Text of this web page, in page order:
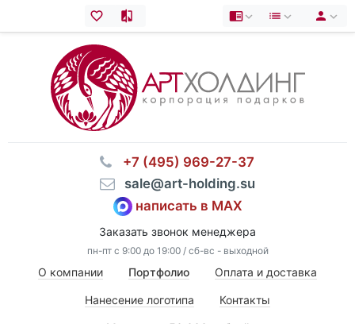
⠀+7 (495) 969-27-37
⠀sale@art-holding.su
написать в MAX
Заказать звонок менеджера
пн-пт с 9:00 до 19:00 / сб-вс - выходной
О компании Портфолио Оплата и доставка
Нанесение логотипа Контакты